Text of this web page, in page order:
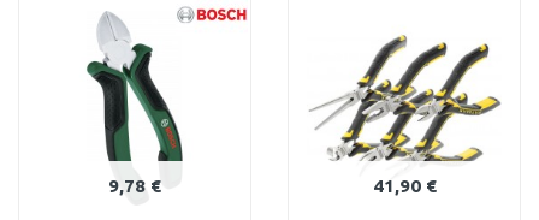
Vergleichen Vergleichen
9,78 € 41,90 €